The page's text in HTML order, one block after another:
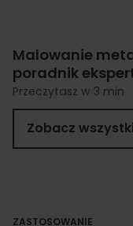
Malowanie
poradnik
Przeczytasz w 3 min
Zobacz
ZASTOSOWANIE